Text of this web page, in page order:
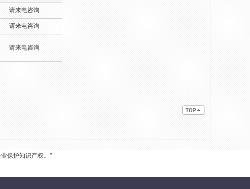
请来电咨询
请来电咨询
请来电咨询
保护知识产权。"